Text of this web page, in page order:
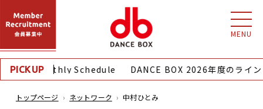
MENU
PICKUP
8月｜Monthly Schedule DANCE BOX 2026年度のライ
トップページ ネットワーク 中村ひとみ